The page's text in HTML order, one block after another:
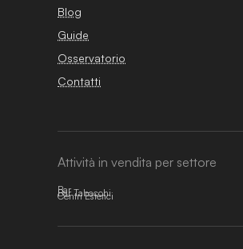
Blog
Guide
Osservatorio
Contatti
Attività in vendita per settore
Bar
Bar Tabacchi
Centri Estetici